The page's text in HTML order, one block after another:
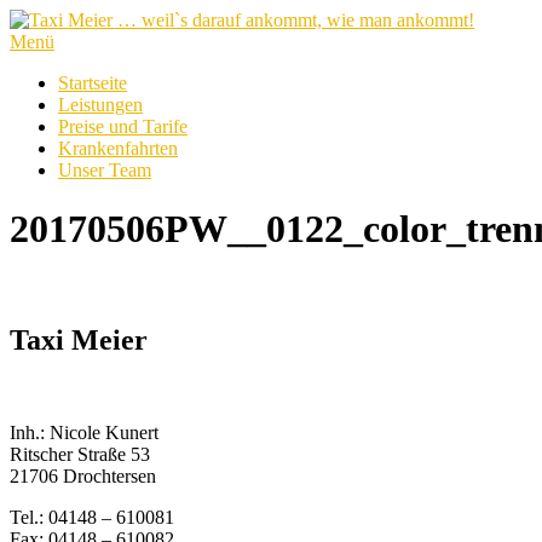
Zum
Inhalt
Menü
Startseite
Leistungen
Preise und Tarife
Krankenfahrten
Unser Team
Taxi Meier
Inh.: Nicole Kunert
Ritscher Straße 53
21706 Drochtersen
Tel.: 04148 – 610081